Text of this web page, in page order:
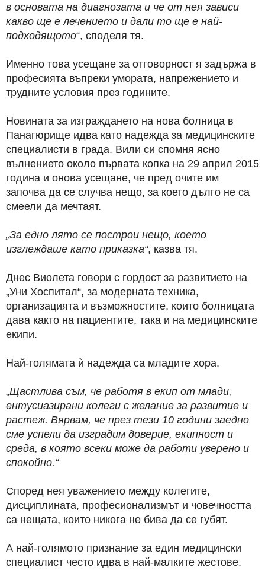
в основата на диагнозата и че от нея зависи
какво ще е лечението и дали то ще е най-
подходящото“, споделя тя.
Именно това усещане за отговорност я задържа в
професията въпреки умората, напрежението и
трудните условия през годините.
Новината за изграждането на нова болница в
Панагюрище идва като надежда за медицинските
специалисти в града. Вили си спомня ясно
вълнението около първата копка на 29 април 2015
година и онова усещане, че пред очите им
започва да се случва нещо, за което дълго не са
смеели да мечтаят.
„За едно лято се построи нещо, което
изглеждаше като приказка“, казва тя.
Днес Виолета говори с гордост за развитието на
„Уни Хоспитал“, за модерната техника,
организацията и възможностите, които болницата
дава както на пациентите, така и на медицинските
екипи.
Най-голямата ѝ надежда са младите хора.
„Щастлива съм, че работя в екип от млади,
ентусиазирани колеги с желание за развитие и
растеж. Вярвам, че през тези 10 години заедно
сме успели да изградим доверие, екипност и
среда, в която всеки може да работи уверено и
спокойно.“
Според нея уважението между колегите,
дисциплината, професионализмът и човечността
са нещата, които никога не бива да се губят.
А най-голямото признание за един медицински
специалист често идва в най-малките жестове.